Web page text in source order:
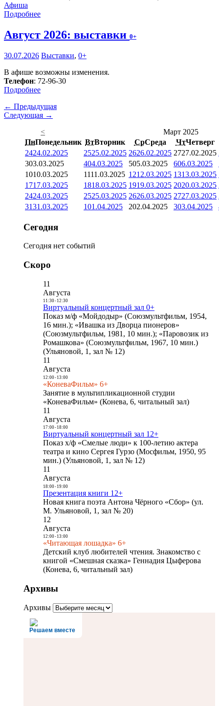
Афиша
Подробнее
Август 2026: выставки 0+
30.07.2026 Выставки, 0+
В афише возможны изменения.
Телефон: 72-96-30
Подробнее
← Предыдущая
Следующая →
<
Март 2025
ПнПонедельник ВтВторник СрСреда ЧтЧетверг
2424.02.2025 2525.02.2025 2626.02.2025 2727.02.2025
303.03.2025 404.03.2025 505.03.2025 606.03.2025
1010.03.2025 1111.03.2025 1212.03.2025 1313.03.2025
1717.03.2025 1818.03.2025 1919.03.2025 2020.03.2025
2424.03.2025 2525.03.2025 2626.03.2025 2727.03.2025
3131.03.2025 101.04.2025 202.04.2025 303.04.2025
Сегодня
Сегодня нет событий
Скоро
11
Августа
11:30- 12:30
Виртуальный концертный зал 0+
Показ м/ф «Мойдодыр» (Союзмультфильм, 1954,
16 мин.); «Ивашка из Дворца пионеров»
(Союзмультфильм, 1981, 10 мин.); «Паровозик из
Ромашкова» (Союзмультфильм, 1967, 10 мин.)
(Ульяновой, 1, зал № 12)
11
Августа
12:00- 13:00
«КоневаФильм» 6+
Занятие в мультипликационной студии
«КоневаФильм» (Конева, 6, читальный зал)
11
Августа
17:00- 18:00
Виртуальный концертный зал 12+
Показ х/ф «Смелые люди» к 100-летию актера
театра и кино Сергея Гурзо (Мосфильм, 1950, 95
мин.) (Ульяновой, 1, зал № 12)
11
Августа
18:00- 19:00
Презентация книги 12+
Новая книга поэта Антона Чёрного «Сбор» (ул.
М. Ульяновой, 1, зал № 20)
12
Августа
12:00- 13:00
«Читающая лошадка» 6+
Детский клуб любителей чтения. Знакомство с
книгой «Смешная сказка» Геннадия Цыферова
(Конева, 6, читальный зал)
Архивы
Архивы
Решаем вместе